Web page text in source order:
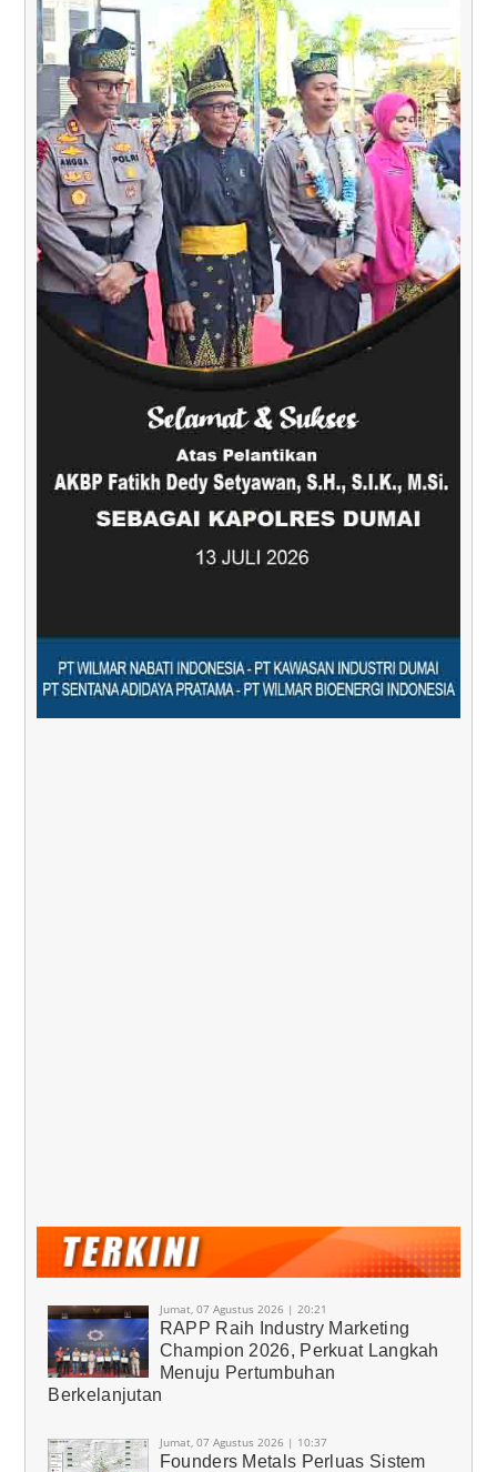
Jumat, 07 Agustus 2026 | 20:21
RAPP Raih Industry Marketing
Champion 2026, Perkuat Langkah
Menuju Pertumbuhan
Berkelanjutan
Jumat, 07 Agustus 2026 | 10:37
Founders Metals Perluas Sistem